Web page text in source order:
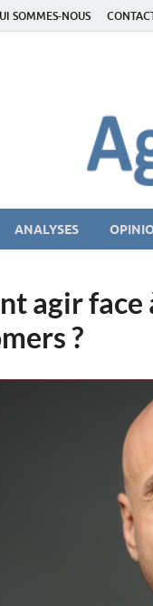
SOMMES-NOUS
ANALYSES
agir face
?